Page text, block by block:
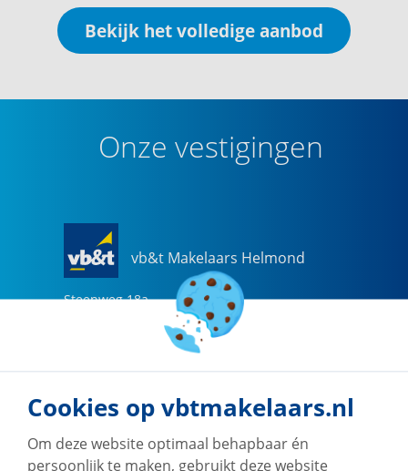
Bekijk het volledige aanbod
Onze vestigingen
vb&t Makelaars Helmond
Steenweg 18a
helmond@vbtmakelaars.nl
Naar vestiging
Cookies op vbtmakelaars.nl
Om deze website optimaal behapbaar én
persoonlijk te maken, gebruikt deze website